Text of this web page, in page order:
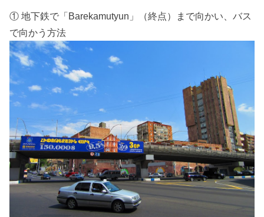
① 地下鉄で「Barekamutyun」（終点）まで向かい、バス
で向かう方法